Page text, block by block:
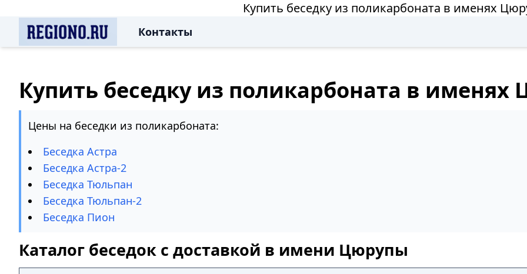
Купить беседку из поликарбоната в именях
Контакты
Купить беседку из поликарбоната в
Цены на беседки из поликарбоната:
Беседка Астра
Беседка Астра-2
Беседка Тюльпан
Беседка Тюльпан-2
Беседка Пион
Каталог беседок с доставкой в имени Цюрупы